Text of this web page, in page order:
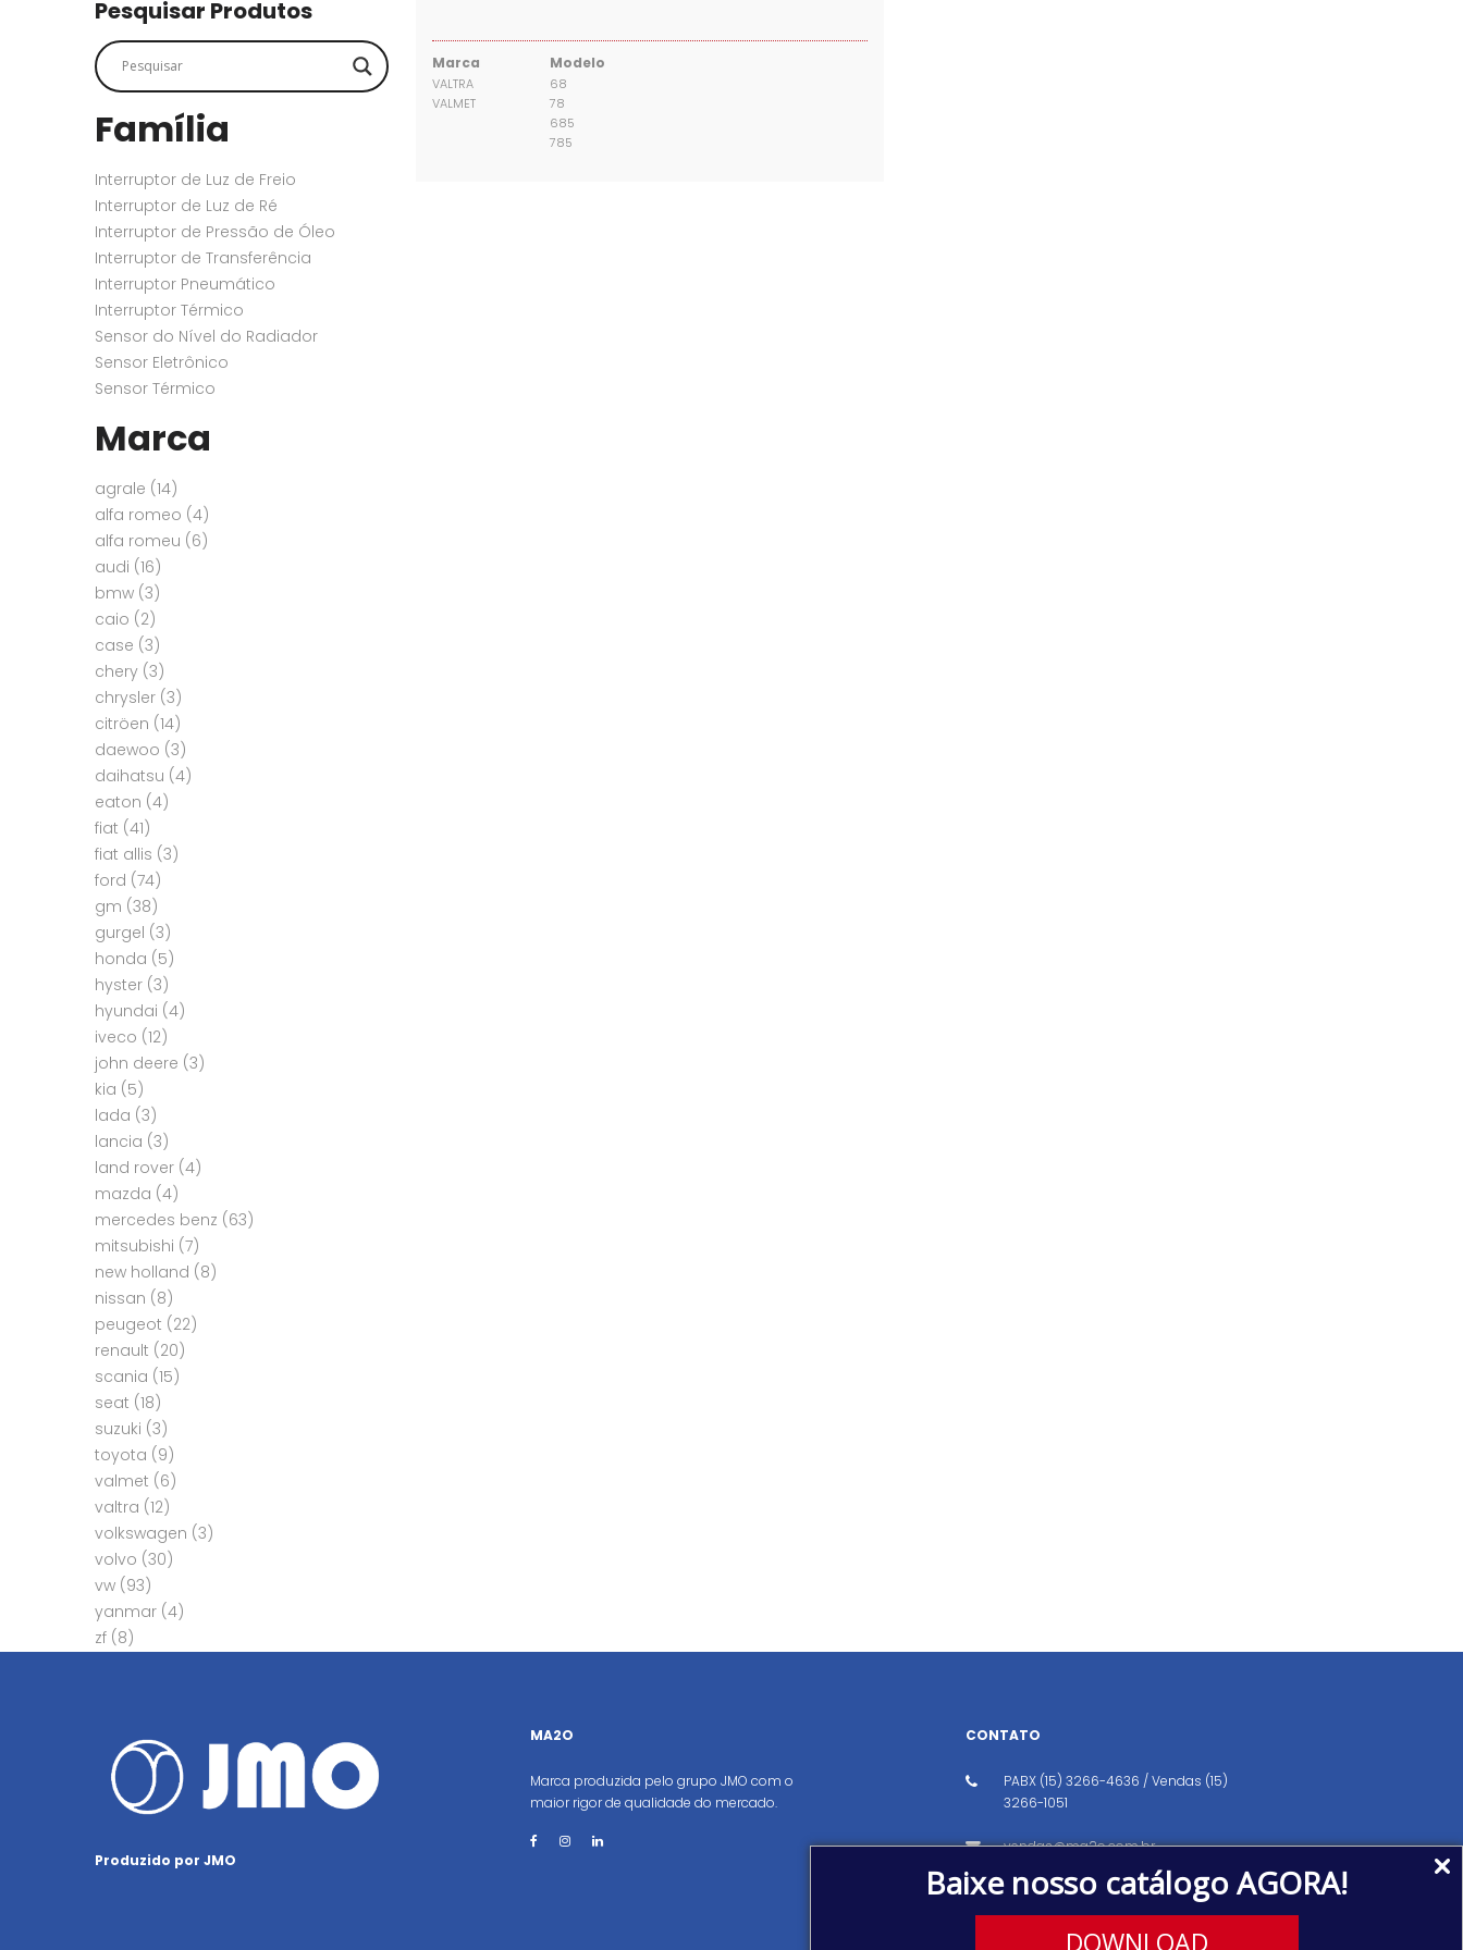
Baixe nosso catálogo AGORA!
DOWNLOAD
Pesquisar Produtos
Família
Interruptor de Luz de Freio
Interruptor de Luz de Ré
Interruptor de Pressão de Óleo
Interruptor de Transferência
Interruptor Pneumático
Interruptor Térmico
Sensor do Nível do Radiador
Sensor Eletrônico
Sensor Térmico
Marca
agrale (14)
alfa romeo (4)
alfa romeu (6)
audi (16)
bmw (3)
caio (2)
case (3)
chery (3)
chrysler (3)
citröen (14)
daewoo (3)
daihatsu (4)
eaton (4)
fiat (41)
fiat allis (3)
ford (74)
gm (38)
gurgel (3)
honda (5)
hyster (3)
hyundai (4)
iveco (12)
john deere (3)
kia (5)
lada (3)
lancia (3)
land rover (4)
mazda (4)
mercedes benz (63)
mitsubishi (7)
new holland (8)
nissan (8)
peugeot (22)
renault (20)
scania (15)
seat (18)
suzuki (3)
toyota (9)
valmet (6)
valtra (12)
volkswagen (3)
volvo (30)
vw (93)
yanmar (4)
zf (8)
Marca
VALTRA
VALMET
Modelo
68
78
685
785
Produzido por JMO
MA2O
Marca produzida pelo grupo JMO com o
maior rigor de qualidade do mercado.
CONTATO
PABX (15) 3266-4636 / Vendas (15)
3266-1051
vendas@ma2o.com.br
Avenida dos Eucaliptos, 151, Distrito
Industrial, Iperó/SP CEP: 18560-000